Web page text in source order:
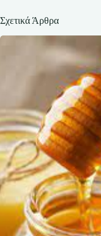
Σχετικά Άρθρα